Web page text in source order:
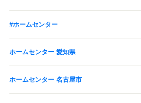
#ホームセンター
ホームセンター 愛知県
ホームセンター 名古屋市